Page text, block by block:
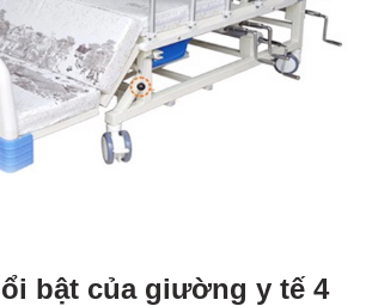
bật của giường y tế 4